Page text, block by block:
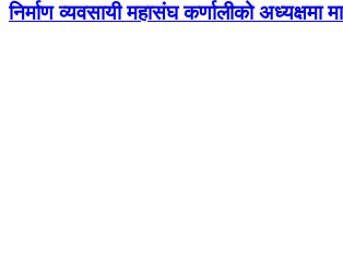
निर्माण व्यवसायी महासंघ कर्णालीको अध्यक्षमा